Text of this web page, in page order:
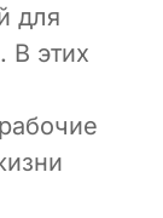
для
В этих